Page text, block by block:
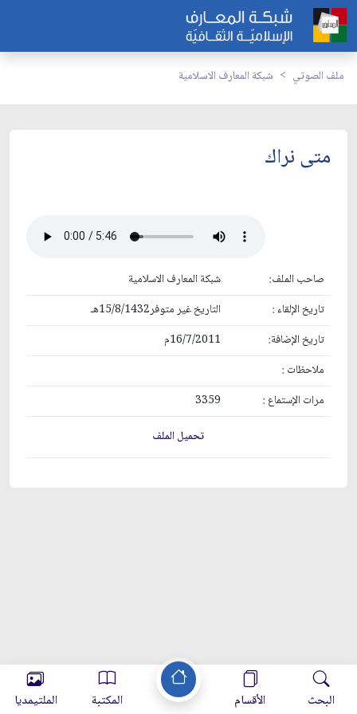
ملف الصوتي شبكة المعارف الاسلامية
متى نراك
صاحب الملف:
شبكة المعارف الاسلامية
تاريخ الإلقاء :
التاريخ غير متوفر15/8/1432هـ
تاريخ الإضافة:
16/7/2011م
ملاحظات :
مرات الإستماع :
3359
تحميل الملف
البحث الأقسام المكتبة الملتيمديا